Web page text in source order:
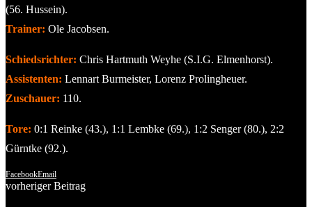
(56. Hussein).
Trainer: Ole Jacobsen.
Schiedsrichter: Chris Hartmuth Weyhe (S.I.G. Elmenhorst).
Assistenten: Lennart Burmeister, Lorenz Prolingheuer.
Zuschauer: 110.
Tore: 0:1 Reinke (43.), 1:1 Lembke (69.), 1:2 Senger (80.), 2:2
Gürntke (92.).
FacebookEmail
vorheriger Beitrag